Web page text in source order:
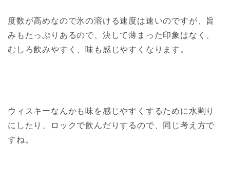
度数が高めなので氷の溶ける速度は速いのですが、旨
みもたっぷりあるので、決して薄まった印象はなく、
むしろ飲みやすく、味も感じやすくなります。
ウィスキーなんかも味を感じやすくするために水割り
にしたり、ロックで飲んだりするので、同じ考え方で
すね。